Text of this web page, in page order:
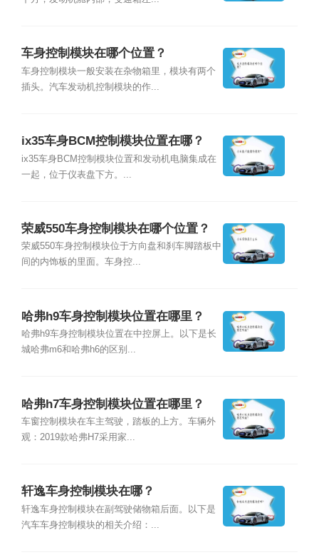
车身控制模块在哪个位置？
车身控制模块一般安装在杂物箱里，模块有两个
插头。汽车发动机控制模块的作...
ix35车身BCM控制模块位置在哪？
ix35车身BCM控制模块位置和发动机电脑集成在
一起，位于仪表盘下方。...
荣威550车身控制模块在哪个位置？
荣威550车身控制模块位于方向盘和刹车脚踏板中
间的内饰板的里面。车身控...
哈弗h9车身控制模块位置在哪里？
哈弗h9车身控制模块位置在中控屏上。以下是长
城哈弗m6和哈弗h6的区别...
哈弗h7车身控制模块位置在哪里？
车窗控制模块在车主驾驶，踏板的上方。车辆外
观：2019款哈弗H7采用家...
轩逸车身控制模块在哪？
轩逸车身控制模块在副驾驶储物箱后面。以下是
汽车车身控制模块的相关介绍：...